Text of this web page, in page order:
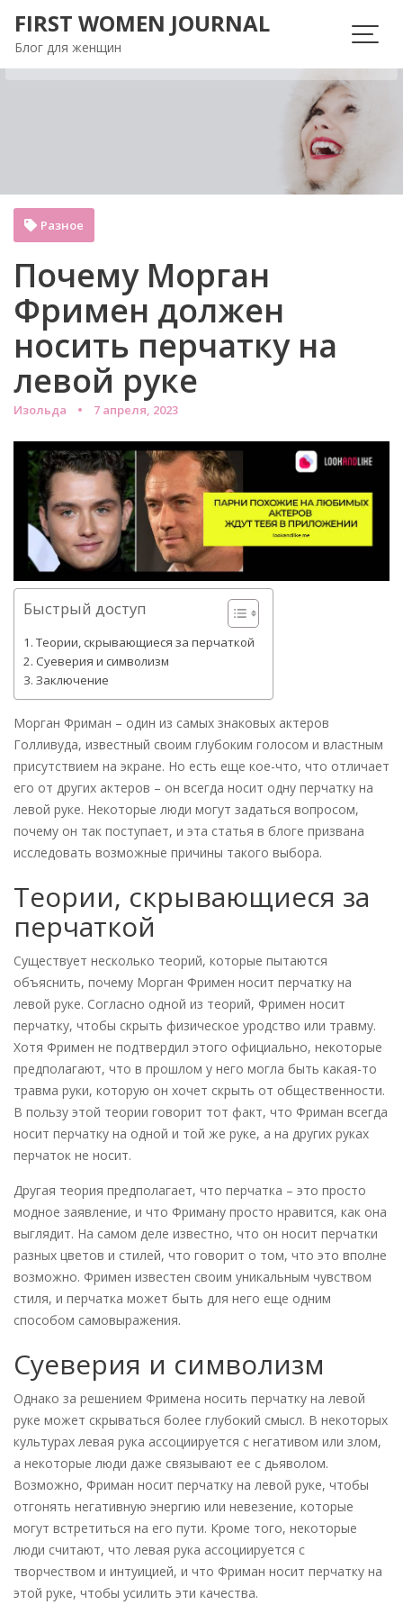
содержимому
FIRST WOMEN JOURNAL
Блог для женщин
Почему Морган
Фримен должен
носить перчатку на
левой руке
Изольда 7 апреля, 2023
Разное
Быстрый доступ
Теории, скрывающиеся за перчаткой
Суеверия и символизм
Заключение
Морган Фриман – один из самых знаковых актеров
Голливуда, известный своим глубоким голосом и властным
присутствием на экране. Но есть еще кое-что, что отличает
его от других актеров – он всегда носит одну перчатку на
левой руке. Некоторые люди могут задаться вопросом,
почему он так поступает, и эта статья в блоге призвана
исследовать возможные причины такого выбора.
Теории, скрывающиеся за
перчаткой
Существует несколько теорий, которые пытаются
объяснить, почему Морган Фримен носит перчатку на
левой руке. Согласно одной из теорий, Фримен носит
перчатку, чтобы скрыть физическое уродство или травму.
Хотя Фримен не подтвердил этого официально, некоторые
предполагают, что в прошлом у него могла быть какая-то
травма руки, которую он хочет скрыть от общественности.
В пользу этой теории говорит тот факт, что Фриман всегда
носит перчатку на одной и той же руке, а на других руках
перчаток не носит.
Другая теория предполагает, что перчатка – это просто
модное заявление, и что Фриману просто нравится, как она
выглядит. На самом деле известно, что он носит перчатки
разных цветов и стилей, что говорит о том, что это вполне
возможно. Фримен известен своим уникальным чувством
стиля, и перчатка может быть для него еще одним
способом самовыражения.
Суеверия и символизм
Однако за решением Фримена носить перчатку на левой
руке может скрываться более глубокий смысл. В некоторых
культурах левая рука ассоциируется с негативом или злом,
а некоторые люди даже связывают ее с дьяволом.
Возможно, Фриман носит перчатку на левой руке, чтобы
отгонять негативную энергию или невезение, которые
могут встретиться на его пути. Кроме того, некоторые
люди считают, что левая рука ассоциируется с
творчеством и интуицией, и что Фриман носит перчатку на
этой руке, чтобы усилить эти качества.